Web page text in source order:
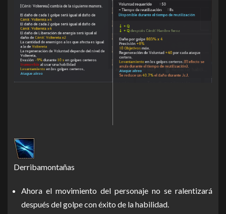
Derribamontañas
Ahora el movimiento del personaje no se ralentizará
después del golpe con éxito de la habilidad.